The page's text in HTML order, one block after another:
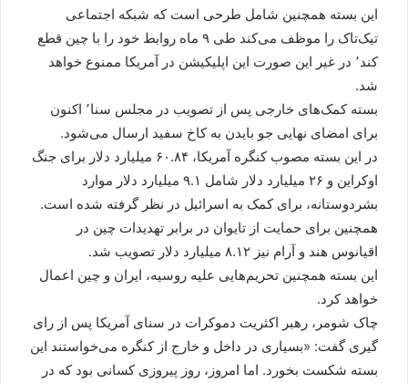
این بسته همچنین شامل طرحی است که شبکه اجتماعی
تیک‌تاک را موظف می‌کند طی ۹ ماه روابط خود را با چین قطع
کند٬ در غیر این صورت این اپلیکیشن در آمریکا ممنوع خواهد
شد.
بسته کمک‌های خارجی پس از تصویب در مجلس سنا٬ اکنون
برای امضای نهایی جو بایدن به کاخ سفید ارسال می‌شود.
در این بسته مصوب کنگره آمریکا، ۶۰.۸۴ میلیارد دلار برای جنگ
اوکراین و ۲۶ میلیارد دلار شامل ۹.۱ میلیارد دلار موارد
بشردوستانه، برای کمک به اسرائیل در نظر گرفته شده است.
همچنین برای حمایت از تایوان در برابر تهدیدات چین در
اقیانوس هند و آرام نیز ۸.۱۲ میلیارد دلار تصویب شد.
این بسته همچنین تحریم‌هایی علیه روسیه، ایران و چین اعمال
خواهد کرد.
چاک شومر، رهبر اکثریت دموکرات در سنای آمریکا پس از رای
گیری گفت: «بسیاری در داخل و خارج از کنگره می‌خواستند این
بسته شکست بخورد. اما امروز، روز پیروزی کسانی بود که در